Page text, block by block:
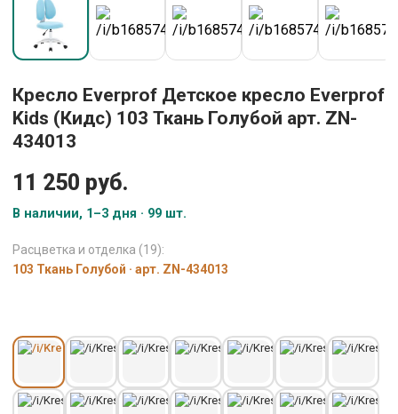
Кресло Everprof Детское кресло Everprof
Kids (Кидс) 103 Ткань Голубой арт. ZN-
434013
11 250 руб.
В наличии, 1–3 дня · 99 шт.
Расцветка и отделка (19):
103 Ткань Голубой · арт. ZN-434013